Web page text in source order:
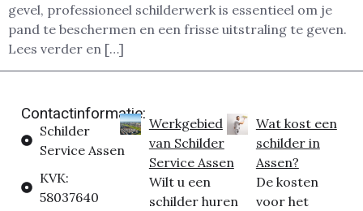
gevel, professioneel schilderwerk is essentieel om je
pand te beschermen en een frisse uitstraling te geven.
Lees verder en […]
Contactinformatie:
Schilder
Service Assen
KVK:
58037640
Werkgebied
van Schilder
Service Assen
Wilt u een
schilder huren
Wat kost een
schilder in
Assen?
De kosten
voor het